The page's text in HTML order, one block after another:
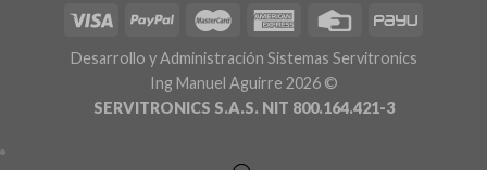
Desarrollo y Administración Sistemas Servitronics
Ing Manuel Aguirre 2026 ©
SERVITRONICS S.A.S. NIT 800.164.421-3